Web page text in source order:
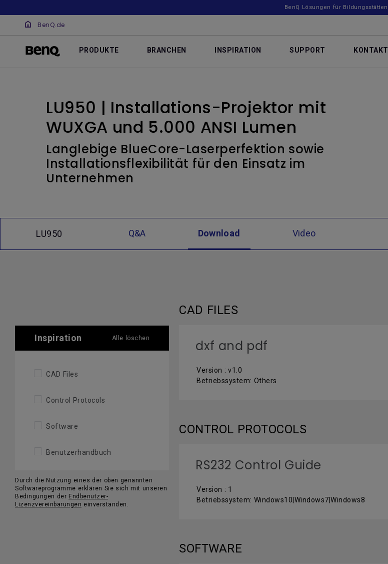
BenQ Lösungen für Bildungsstätten
BenQ.de
PRODUKTE BRANCHEN INSPIRATION SUPPORT KONTAKT
LU950 | Installations-Projektor mit
WUXGA und 5.000 ANSI Lumen
Langlebige BlueCore-Laserperfektion sowie
Installationsflexibilität für den Einsatz im
Unternehmen
LU950 Q&A Download Video
Inspiration Alle löschen
CAD Files
Control Protocols
Software
Benutzerhandbuch
Durch die Nutzung eines der oben genannten
Softwareprogramme erklären Sie sich mit unseren
Bedingungen der Endbenutzer-
Lizenzvereinbarungen einverstanden.
CAD FILES
dxf and pdf
Version : v1.0
Betriebssystem: Others
CONTROL PROTOCOLS
RS232 Control Guide
Version : 1
Betriebssystem: Windows10|Windows7|Windows8
SOFTWARE